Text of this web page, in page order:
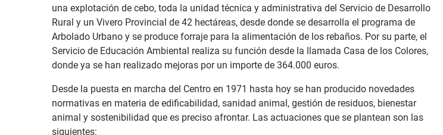
una explotación de cebo, toda la unidad técnica y administrativa del Servicio de Desarrollo
Rural y un Vivero Provincial de 42 hectáreas, desde donde se desarrolla el programa de
Arbolado Urbano y se produce forraje para la alimentación de los rebaños. Por su parte, el
Servicio de Educación Ambiental realiza su función desde la llamada Casa de los Colores,
donde ya se han realizado mejoras por un importe de 364.000 euros.
Desde la puesta en marcha del Centro en 1971 hasta hoy se han producido novedades
normativas en materia de edificabilidad, sanidad animal, gestión de residuos, bienestar
animal y sostenibilidad que es preciso afrontar. Las actuaciones que se plantean son las
siguientes: